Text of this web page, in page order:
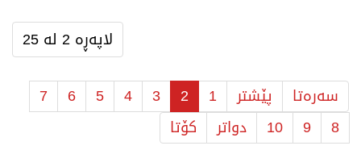
لاپەڕە 2 لە 25
سەرەتا پێشتر 1
2
3
4
5
6
7
8
9
10 دواتر كۆتا